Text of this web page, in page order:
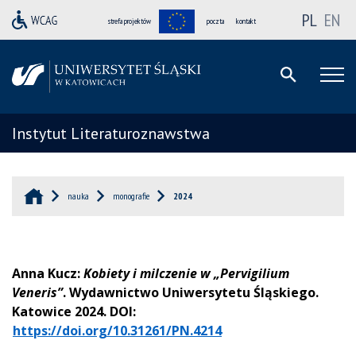
strefa projektów poczta kontakt PL EN
Instytut Literaturoznawstwa
nauka monografie 2024
Anna Kucz:Kobiety i milczenie w „Pervigilium
Veneris”. Wydawnictwo Uniwersytetu Śląskiego.
Katowice 2024. DOI:
https://doi.org/10.31261/PN.4214